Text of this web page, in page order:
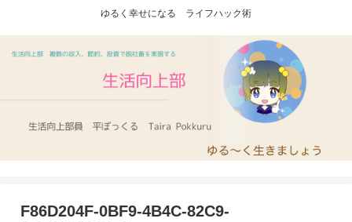
ゆるく幸せになる ライフハック術
F86D204F-0BF9-4B4C-82C9-